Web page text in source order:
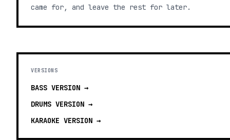
came for, and leave the rest for later.
VERSIONS
BASS VERSION →
DRUMS VERSION →
KARAOKE VERSION →